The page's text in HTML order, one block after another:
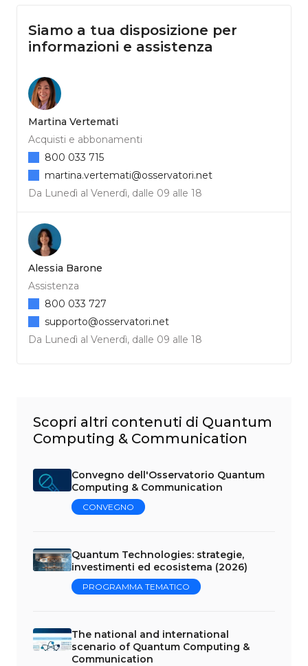
Siamo a tua disposizione per
informazioni e assistenza
Martina Vertemati
Acquisti e abbonamenti
Da Lunedì al Venerdì, dalle 09 alle 18
800 033 715
martina.vertemati@osservatori.net
Alessia Barone
Assistenza
Da Lunedì al Venerdì, dalle 09 alle 18
800 033 727
supporto@osservatori.net
Scopri altri contenuti di Quantum
Computing & Communication
Convegno dell'Osservatorio Quantum
Computing & Communication
CONVEGNO
Quantum Technologies: strategie,
investimenti ed ecosistema (2026)
PROGRAMMA TEMATICO
The national and international
scenario of Quantum Computing &
Communication